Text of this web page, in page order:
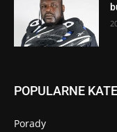
POPULARNE
Porady